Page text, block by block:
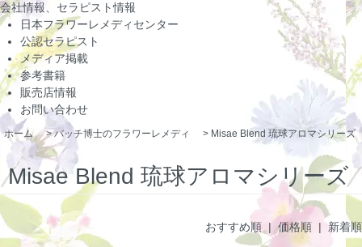
会社情報、セラピスト情報
日本フラワーレメディセンター
公認セラピスト
メディア掲載
参考書籍
販売店情報
お問い合わせ
ホーム >バッチ博士のフラワーレメディ > Misae Blend 琉球アロマシリーズ
Misae Blend 琉球アロマシリーズ
おすすめ順 |価格順 | 新着順